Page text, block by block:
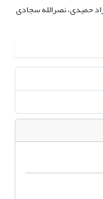
حمیدی، نصرالله سجادی